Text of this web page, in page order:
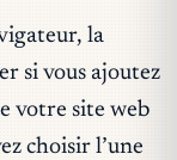
la
si vous ajoutez
votre site web
choisir l’une